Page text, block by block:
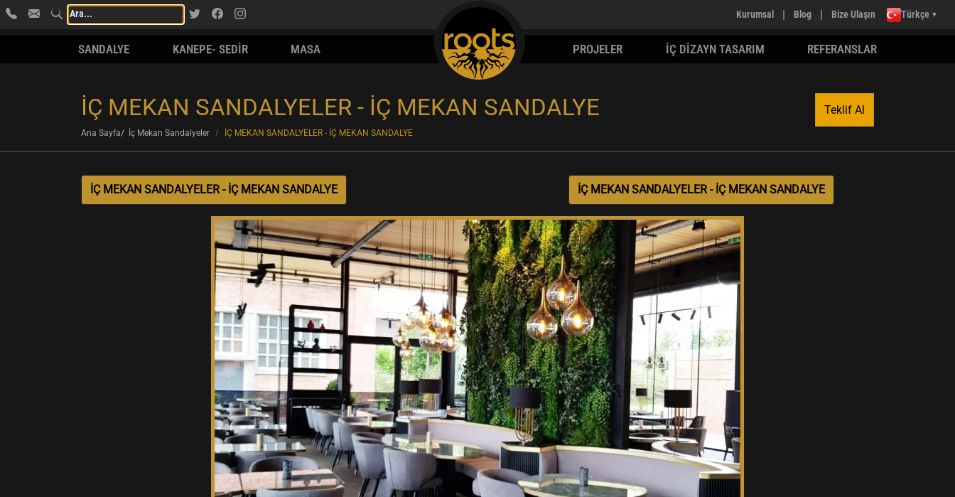
Kurumsal | Blog | Bize Ulaşın Türkçe ▼
SANDALYE KANEPE- SEDİR MASA PROJELER İÇ DİZAYN TASARIM REFERANSLAR
İÇ MEKAN SANDALYELER - İÇ MEKAN SANDALYE Teklif Al
Ana Sayfa İç Mekan Sandalyeler İÇ MEKAN SANDALYELER - İÇ MEKAN SANDALYE
İÇ MEKAN SANDALYELER - İÇ MEKAN SANDALYE İÇ MEKAN SANDALYELER - İÇ MEKAN SANDALYE